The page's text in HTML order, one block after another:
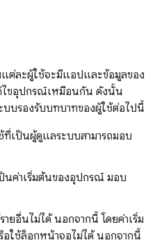
ต่ละผู้ใช้จะมีแอปและข้อมูลของ
ก้ไขอุปกรณ์เหมือนกัน ดังนั้น
บรองรับบทบาทของผู้ใช้ต่อไปนี้
ที่เป็นผู้ดูแลระบบสามารถมอบ
นค่าเริ่มต้นของอุปกรณ์ มอบ
ยอื่นไม่ได้ นอกจากนี้ โดยค่าเริ่ม
ใช้ล็อกหน้าจอไม่ได้ นอกจากนี้